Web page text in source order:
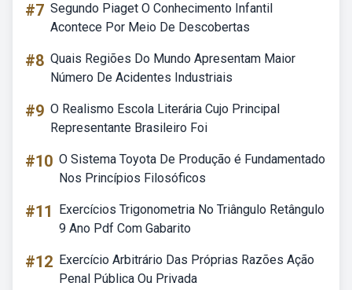
#7 Segundo Piaget O Conhecimento Infantil
Acontece Por Meio De Descobertas
#8 Quais Regiões Do Mundo Apresentam Maior
Número De Acidentes Industriais
#9 O Realismo Escola Literária Cujo Principal
Representante Brasileiro Foi
#10 O Sistema Toyota De Produção é Fundamentado
Nos Princípios Filosóficos
#11
Exercícios Trigonometria No Triângulo Retângulo
9 Ano Pdf Com Gabarito
#12 Exercício Arbitrário Das Próprias Razões Ação
Penal Pública Ou Privada